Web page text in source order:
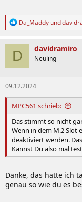
R
k
t
i
o
n
e
n
:
Da_Maddy und
D davidramiro
Neuling
09.12.2024
MPC561 schrieb:
Das stimmt so nicht
Wenn in dem M.2 Slot
deaktiviert werden.
Kannst Du also mal
Danke, das hatte ich
genau so wie du es